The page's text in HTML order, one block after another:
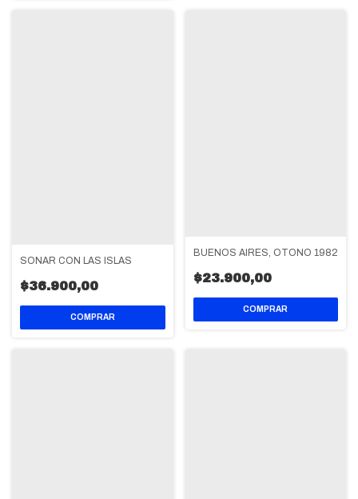
SOÑAR CON LAS ISLAS
$36.900,00
BUENOS AIRES, OTOÑO 1982
$23.900,00